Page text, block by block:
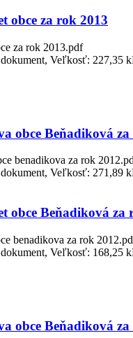
obce za rok 2013
za rok 2013.pdf
Veľkosť: 227,35
obce Beňadiková
benadikova za rok
Veľkosť: 271,89
obce Beňadiková za
benadikova za rok
Veľkosť: 168,25
obce Beňadiková za